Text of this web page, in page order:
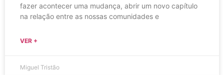
fazer acontecer uma mudança, abrir um novo capítulo
na relação entre as nossas comunidades e
VER +
Miguel Tristão